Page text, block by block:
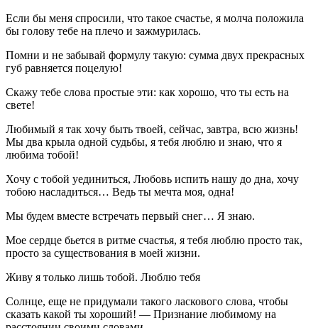
Если бы меня спросили, что такое счастье, я молча положила
бы голову тебе на плечо и зажмурилась.
Помни и не забывай формулу такую: сумма двух прекрасных
губ равняется поцелую!
Скажу тебе слова простые эти: как хорошо, что ты есть на
свете!
Любимый я так хочу быть твоей, сейчас, завтра, всю жизнь!
Мы два крыла одной судьбы, я тебя люблю и знаю, что я
любима тобой!
Хочу с тобой уединиться, Любовь испить нашу до дна, хочу
тобою насладиться… Ведь ты мечта моя, одна!
Мы будем вместе встречать первый снег… Я знаю.
Мое сердце бьется в ритме счастья, я тебя люблю просто так,
просто за существования в моей жизни.
Живу я только лишь тобой. Люблю тебя
Солнце, еще не придумали такого ласкового слова, чтобы
сказать какой ты хороший! — Признание любимому на